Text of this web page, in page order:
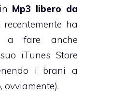
Mp3 libero da
recentemente ha
a fare anche
iTunes Store
i brani a
ovviamente).